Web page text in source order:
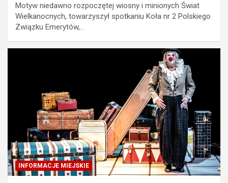
Motyw niedawno rozpoczętej wiosny i minionych Świat
Wielkanocnych, towarzyszył spotkaniu Koła nr 2 Polskiego
Związku Emerytów,…
INFORMACJE MIEJSKIE